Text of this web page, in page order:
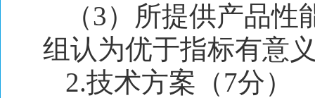
（3）所提供产品
组认为优于指标有意
2.技术方案（7分）